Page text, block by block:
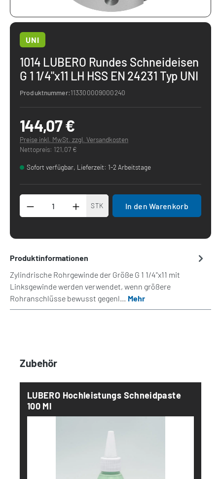
UNI
1014 LUBERO Rundes Schneideisen
G 1 1/4"x11 LH HSS EN 24231 Typ UNI
Produktnummer:113300009000240
144,07 €
Preise inkl. MwSt. zzgl. Versandkosten
Nettopreis: 121,07 €
Sofort verfügbar, Lieferzeit: 1-2 Arbeitstage
Produkt Anzahl: Gib den gewünschten
STK In den Warenkorb
Produktinformationen
Zylindrische Rohrgewinde der Größe G 1 1/4"x11 mit
Linksgewinde werden verwendet, wenn größere
Rohranschlüsse bewusst gegenl… Mehr
Produktgalerie überspringen
Zubehör
LUBERO Hochleistungs Schneidpaste
100 Ml